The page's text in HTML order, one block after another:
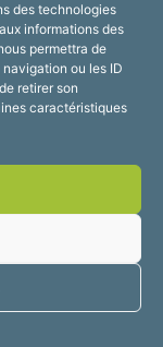
des technologies
informations des
permettra de
ou les ID
retirer son
caractéristiques
:
17h30
légales